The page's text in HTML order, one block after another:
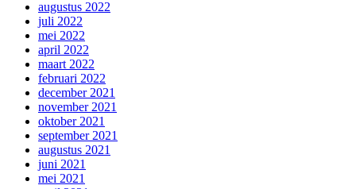
augustus 2022
juli 2022
mei 2022
april 2022
maart 2022
februari 2022
december 2021
november 2021
oktober 2021
september 2021
augustus 2021
juni 2021
mei 2021